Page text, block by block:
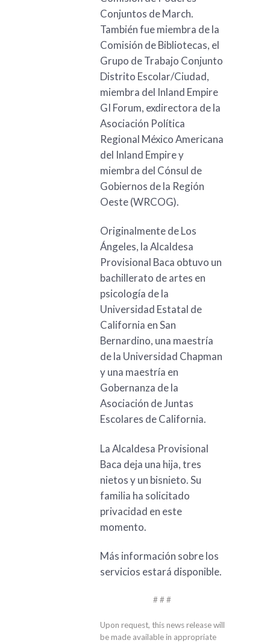
Conjuntos de March.
También fue miembra de la
Comisión de Bibliotecas, el
Grupo de Trabajo Conjunto
Distrito Escolar/Ciudad,
miembra del Inland Empire
GI Forum, exdirectora de la
Asociación Política
Regional México Americana
del Inland Empire y
miembra del Cónsul de
Gobiernos de la Región
Oeste (WRCOG).
Originalmente de Los
Ángeles, la Alcaldesa
Provisional Baca obtuvo un
bachillerato de artes en
psicología de la
Universidad Estatal de
California en San
Bernardino, una maestría
de la Universidad Chapman
y una maestría en
Gobernanza de la
Asociación de Juntas
Escolares de California.
La Alcaldesa Provisional
Baca deja una hija, tres
nietos y un bisnieto. Su
familia ha solicitado
privacidad en este
momento.
Más información sobre los
servicios estará disponible.
# # #
Upon request, this news release will
be made available in appropriate